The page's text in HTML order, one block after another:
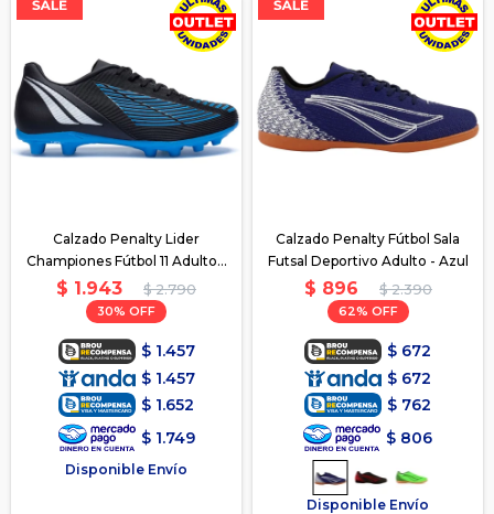
Calzado Penalty Lider
Championes Fútbol 11 Adulto -
Azul
$ 1.943 $ 2.790
30
$ 1.457
$ 1.457
$ 1.652
$ 1.749
Disponible Envío
Calzado Penalty Fútbol Sala
Futsal Deportivo Adulto - Azul
$ 896 $ 2.390
62
$ 672
$ 672
$ 762
$ 806
Disponible Envío